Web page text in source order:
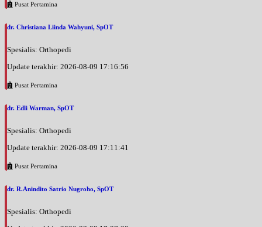
Pusat Pertamina
dr. Christiana Liinda Wahyuni, SpOT
Spesialis: Orthopedi
Update terakhir: 2026-08-09 17:16:56
Pusat Pertamina
dr. Edli Warman, SpOT
Spesialis: Orthopedi
Update terakhir: 2026-08-09 17:11:41
Pusat Pertamina
dr. R.Anindito Satrio Nugroho, SpOT
Spesialis: Orthopedi